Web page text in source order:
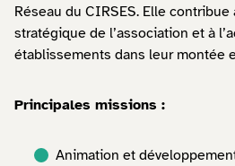
Réseau du CIRSES. Elle
stratégique de l’association et à
établissements dans leur montée
Principales missions :
Animation et